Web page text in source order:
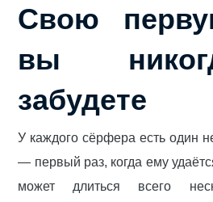
Свою
вы
забудете
У каждого сёрфера есть один
— первый раз, когда ему
может длиться всего